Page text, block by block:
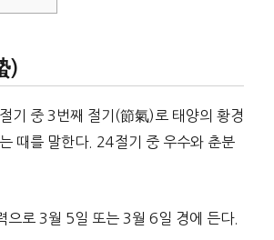
)
기 중 3번째 절기(節氣)로 태양의 황경
때를 말한다. 24절기 중 우수와 춘분
으로 3월 5일 또는 3월 6일 경에 든다.